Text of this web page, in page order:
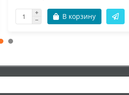
В корзину